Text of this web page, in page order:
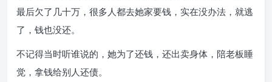
最后欠了几十万，很多人都去她家要钱，实在没办法，就逃
了，钱也没还。
不记得当时听谁说的，她为了还钱，还出卖身体，陪老板睡
觉，拿钱给别人还债。